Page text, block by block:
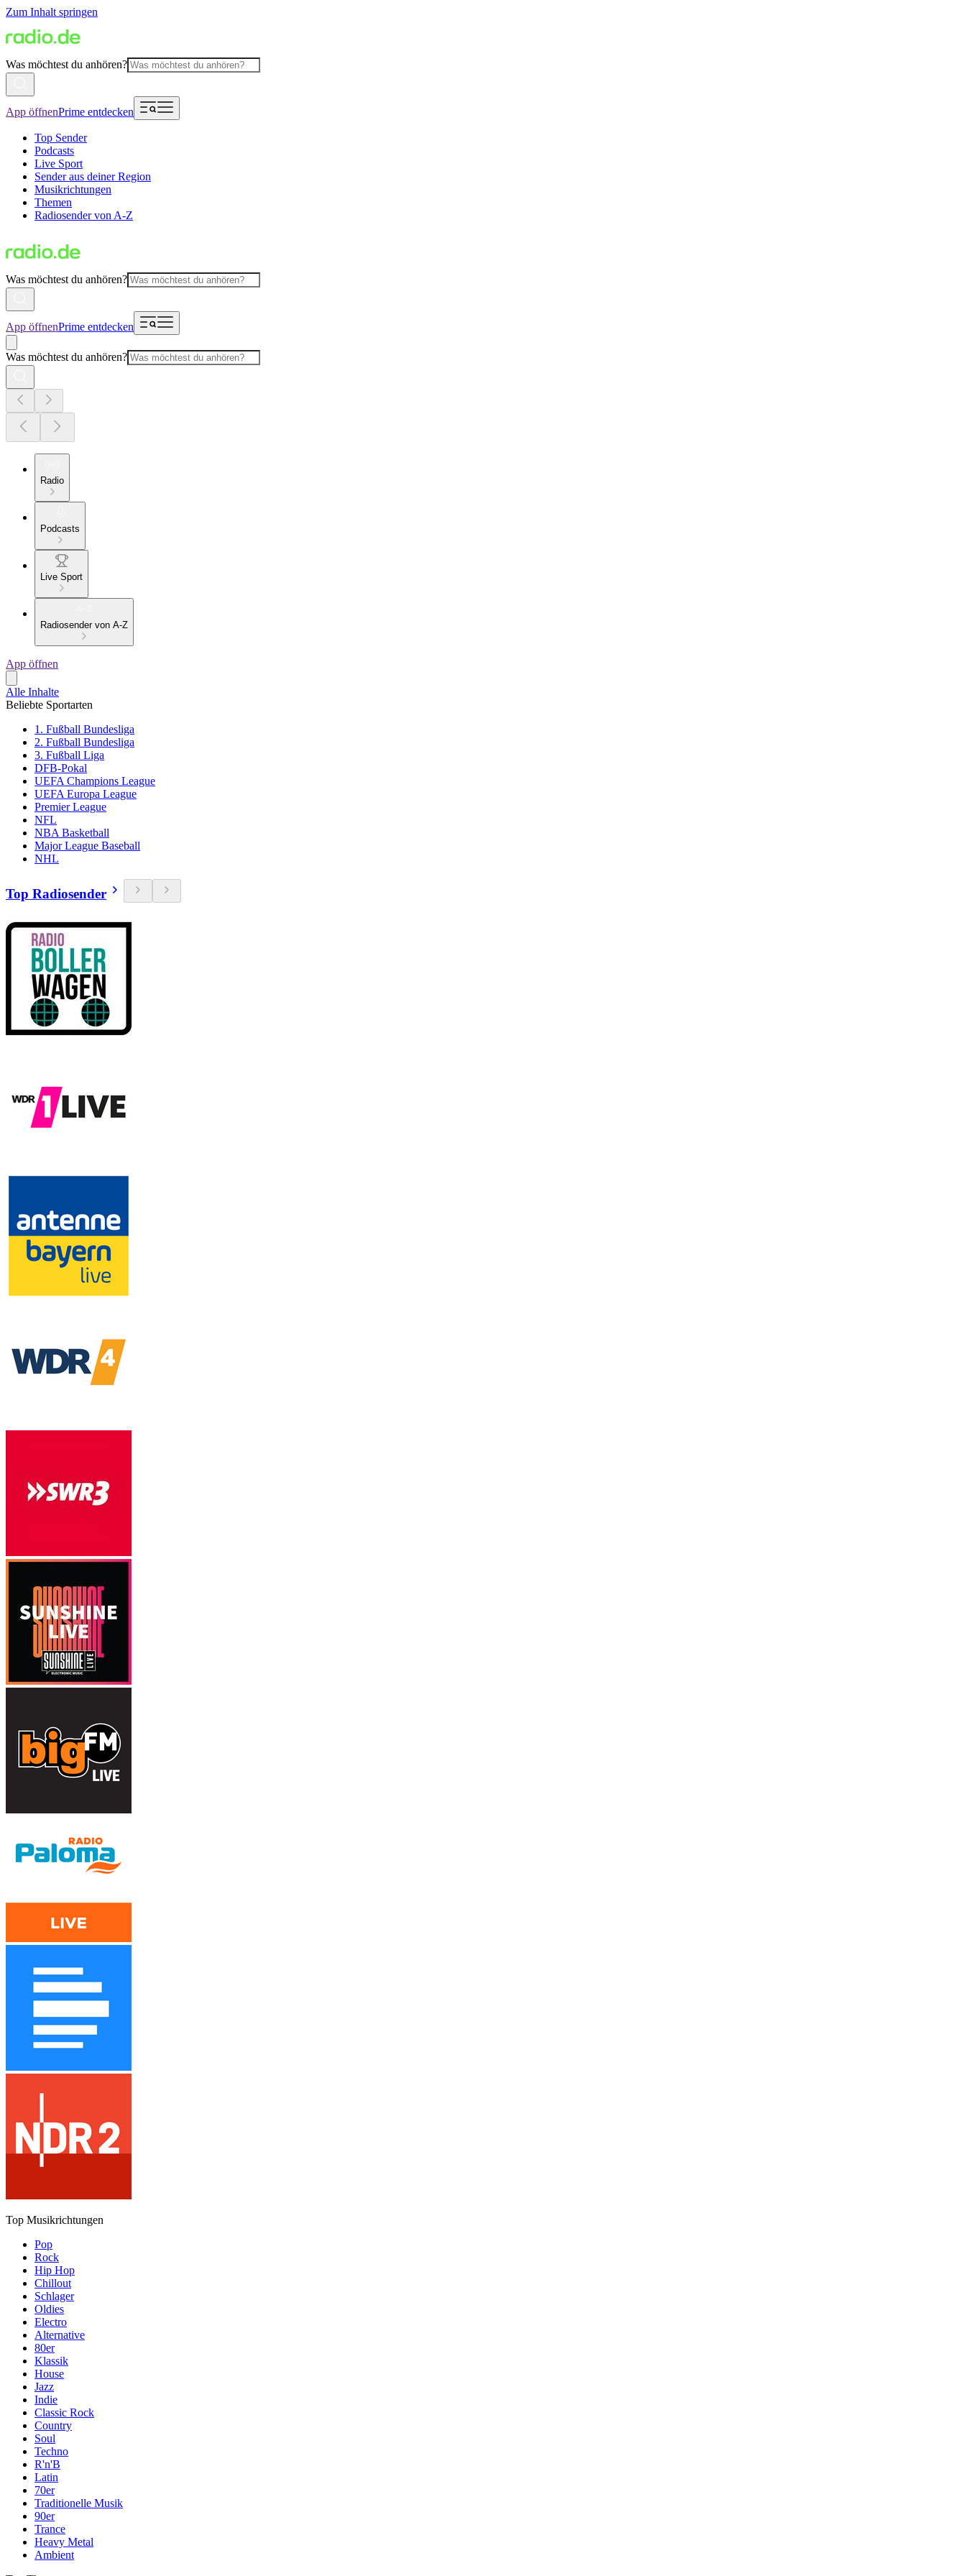
Zum Inhalt springen
Was möchtest du anhören?
App öffnenPrime entdecken
Top Sender
Podcasts
Live Sport
Sender aus deiner Region
Musikrichtungen
Themen
Radiosender von A-Z
Was möchtest du anhören?
App öffnenPrime entdecken
Was möchtest du anhören?
Radio
Podcasts
Live Sport
Radiosender von A-Z
App öffnen
Alle Inhalte
Beliebte Sportarten
1. Fußball Bundesliga
2. Fußball Bundesliga
3. Fußball Liga
DFB-Pokal
UEFA Champions League
UEFA Europa League
Premier League
NFL
NBA Basketball
Major League Baseball
NHL
Top Radiosender
Top Musikrichtungen
Pop
Rock
Hip Hop
Chillout
Schlager
Oldies
Electro
Alternative
80er
Klassik
House
Jazz
Indie
Classic Rock
Country
Soul
Techno
R'n'B
Latin
70er
Traditionelle Musik
90er
Trance
Heavy Metal
Ambient